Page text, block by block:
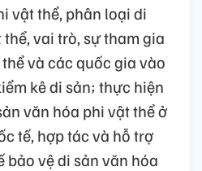
vật thể, phân loại di
vai trò, sự tham gia
và các quốc gia vào
kê di sản; thực hiện
văn hóa phi vật thể ở
tế, hợp tác và hỗ trợ
bảo vệ di sản văn hóa